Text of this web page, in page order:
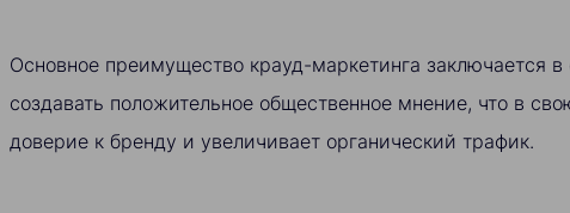
Основное преимущество крауд-маркетинга заключается в
создавать положительное общественное мнение, что в
доверие к бренду и увеличивает органический трафик.